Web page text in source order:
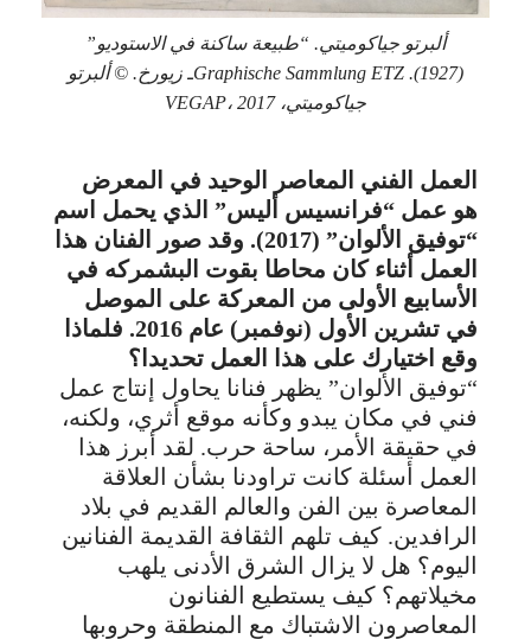
ألبرتو جياكوميتي. “طبيعة ساكنة في الاستوديو”
(1927). Graphische Sammlung ETZـ زيورخ. © ألبرتو
جياكوميتي، VEGAP، 2017
العمل الفني المعاصر الوحيد في المعرض
هو عمل “فرانسيس أليس” الذي يحمل اسم
“توفيق الألوان” (2017). وقد صور الفنان هذا
العمل أثناء كان محاطا بقوت البشمركه في
الأسابيع الأولى من المعركة على الموصل
في تشرين الأول (نوفمبر) عام 2016. فلماذا
وقع اختيارك على هذا العمل تحديدا؟
“توفيق الألوان” يظهر فنانا يحاول إنتاج عمل
فني في مكان يبدو وكأنه موقع أثري، ولكنه،
في حقيقة الأمر، ساحة حرب. لقد أبرز هذا
العمل أسئلة كانت تراودنا بشأن العلاقة
المعاصرة بين الفن والعالم القديم في بلاد
الرافدين. كيف تلهم الثقافة القديمة الفنانين
اليوم؟ هل لا يزال الشرق الأدنى يلهب
مخيلاتهم؟ كيف يستطيع الفنانون
المعاصرون الاشتباك مع المنطقة وحروبها